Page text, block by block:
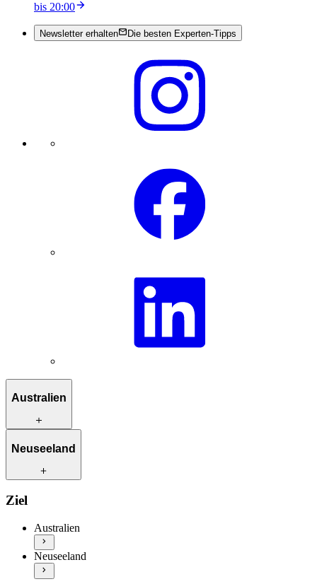
bis 20:00
Newsletter erhalten Die besten Experten-Tipps
Australien
Reiserouten zur Inspiration
Einzigartige Aktivitäten
Flüge und Zwischenstopps
Autofahren in Australien
Praktische Informationen
Mehr Info & Inspiration
Neuseeland
Einzigartige Aktivitäten
Neuseeland entdecken
Beste Reisezeit
Flüge und Zwischenstopps
Ziel
Australien
Neuseeland